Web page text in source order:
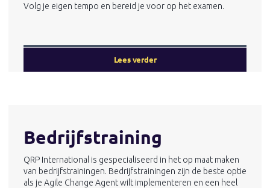
Volg je eigen tempo en bereid je voor op het examen.
Lees verder
Bedrijfstraining
QRP International is gespecialiseerd in het op maat maken
van bedrijfstrainingen. Bedrijfstrainingen zijn de beste optie
als je Agile Change Agent wilt implementeren en een heel